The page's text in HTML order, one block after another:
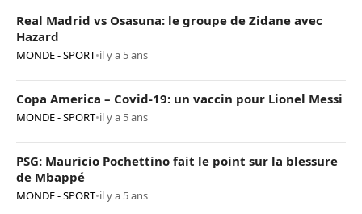
Real Madrid vs Osasuna: le groupe de Zidane avec
Hazard
MONDE - SPORT•il y a 5 ans
Copa America – Covid-19: un vaccin pour Lionel Messi
MONDE - SPORT•il y a 5 ans
PSG: Mauricio Pochettino fait le point sur la blessure
de Mbappé
MONDE - SPORT•il y a 5 ans